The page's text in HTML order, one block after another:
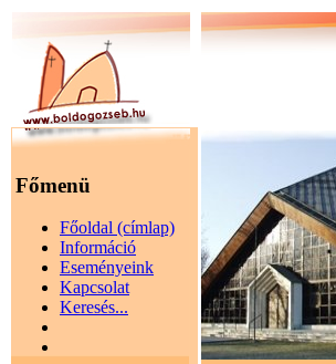
Főmenü
Főoldal (címlap)
Információ
Eseményeink
Kapcsolat
Keresés...